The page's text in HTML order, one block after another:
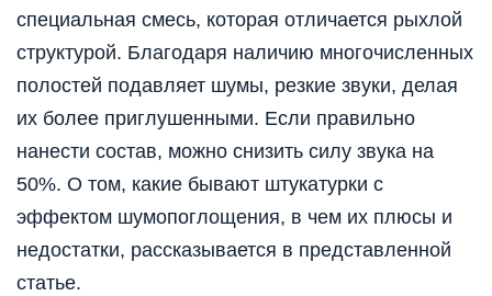
специальная смесь, которая отличается рыхлой
структурой. Благодаря наличию многочисленных
полостей подавляет шумы, резкие звуки, делая
их более приглушенными. Если правильно
нанести состав, можно снизить силу звука на
50%. О том, какие бывают штукатурки с
эффектом шумопоглощения, в чем их плюсы и
недостатки, рассказывается в представленной
статье.